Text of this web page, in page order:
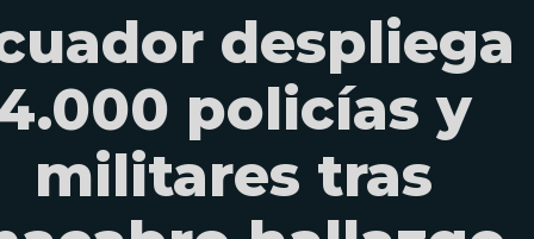
despliega
policías y
militares tras